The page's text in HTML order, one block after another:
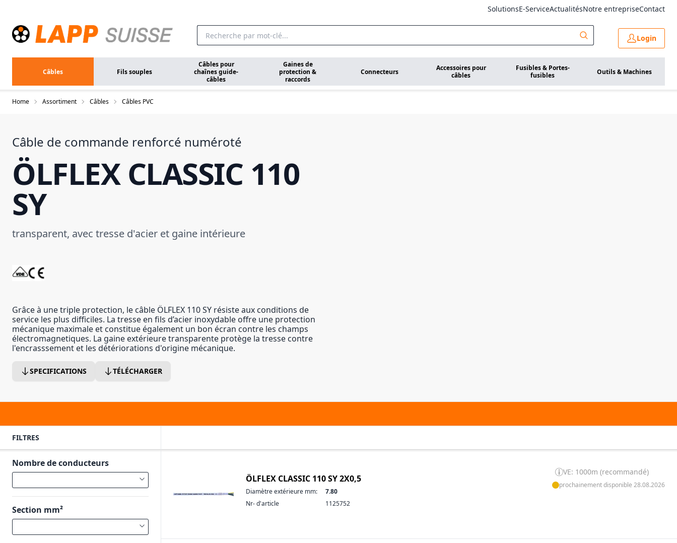
SolutionsE-ServiceActualitésNotre entrepriseContact
Login
Câbles Fils souples
Câbles pour
chaînes guide-
câbles
Gaines de
protection &
raccords
Connecteurs
Accessoires pour
câbles
Fusibles & Portes-
fusibles
Outils & Machines
Home Assortiment Câbles Câbles PVC
Câble de commande renforcé numéroté
ÖLFLEX CLASSIC 110
SY
transparent, avec tresse d'acier et gaine intérieure
Grâce à une triple protection, le câble ÖLFLEX 110 SY résiste aux conditions de
service les plus difficiles. La tresse en fils d’acier inoxydable offre une protection
mécanique maximale et constitue également un bon écran contre les champs
électromagnetiques. La gaine extérieure transparente protège la tresse contre
l'encrasssement et les détériorations d'origine mécanique.
SPECIFICATIONS TÉLÉCHARGER
ÖLFLEX CLASSIC 110 SY 2X0,5
Diamètre extérieure mm:
7.80
Nr- d'article
1125752
VE: 1000m (recommandé)
prochainement disponible 28.08.2026
FILTRES
Nombre de conducteurs
Section mm²